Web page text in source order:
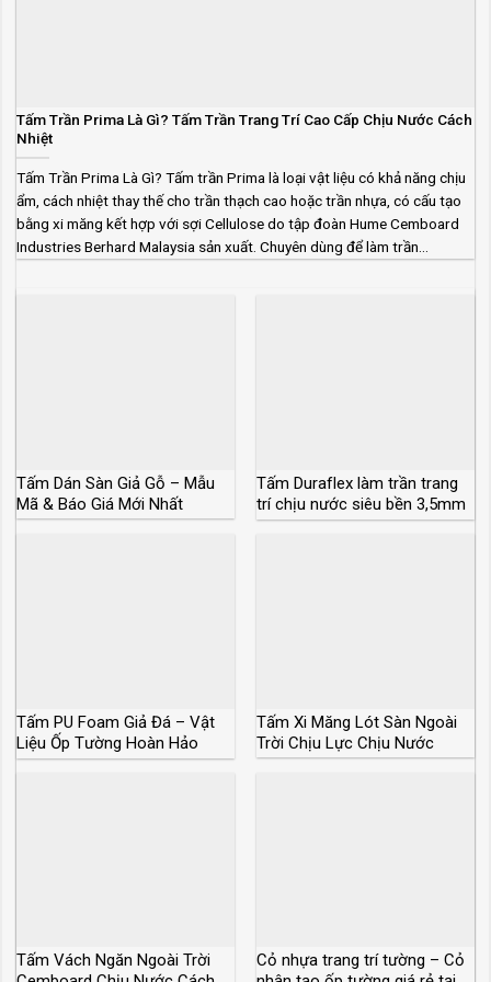
Tấm Trần Prima Là Gì? Tấm Trần Trang Trí Cao Cấp Chịu Nước Cách
Nhiệt
Tấm Trần Prima Là Gì? Tấm trần Prima là loại vật liệu có khả năng chịu
ẩm, cách nhiệt thay thế cho trần thạch cao hoặc trần nhựa, có cấu tạo
bằng xi măng kết hợp với sợi Cellulose do tập đoàn Hume Cemboard
Industries Berhard Malaysia sản xuất. Chuyên dùng để làm trần...
Tấm Dán Sàn Giả Gỗ – Mẫu
Mã & Báo Giá Mới Nhất
Tấm Duraflex làm trần trang
trí chịu nước siêu bền 3,5mm
4mm 4,5mm
Tấm PU Foam Giả Đá – Vật
Liệu Ốp Tường Hoàn Hảo
Thay Đá Tự Nhiên
Tấm Xi Măng Lót Sàn Ngoài
Trời Chịu Lực Chịu Nước
Tấm Vách Ngăn Ngoài Trời
Cỏ nhựa trang trí tường – Cỏ